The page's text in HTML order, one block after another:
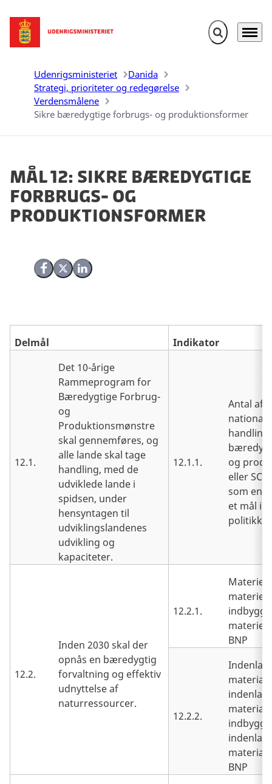
Gå til forsiden Fold søgefelt
Menu
Udenrigsministeriet
Danida
Strategi, prioriteter og redegørelse
Verdensmålene
Sikre bæredygtige forbrugs- og produktionsformer
Mål 12: Sikre bæredygtige
forbrugs- og
produktionsformer
Del på Facebook
Del på X (Twitter)
Del på LinkedIn
Delmål Indikator
12.1.
Det 10-årige
Rammeprogram for
Bæredygtige Forbrug-
og
Produktionsmønstre
skal gennemføres, og
alle lande skal tage
handling, med de
udviklede lande i
spidsen, under
hensyntagen til
udviklingslandenes
udvikling og
kapaciteter.
12.1.1.
Antal af
nationale
og
eller
som en
et mål i
politikker
12.2.
Inden 2030 skal der
opnås en bæredygtig
forvaltning og effektiv
udnyttelse af
naturressourcer.
12.2.1.
BNP
12.2.2.
BNP